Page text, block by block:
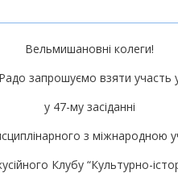
Вельмишановні колеги!
Радо запрошуємо взяти участь
у 47-му засіданні
з міжнародною
Клубу “Культурно-